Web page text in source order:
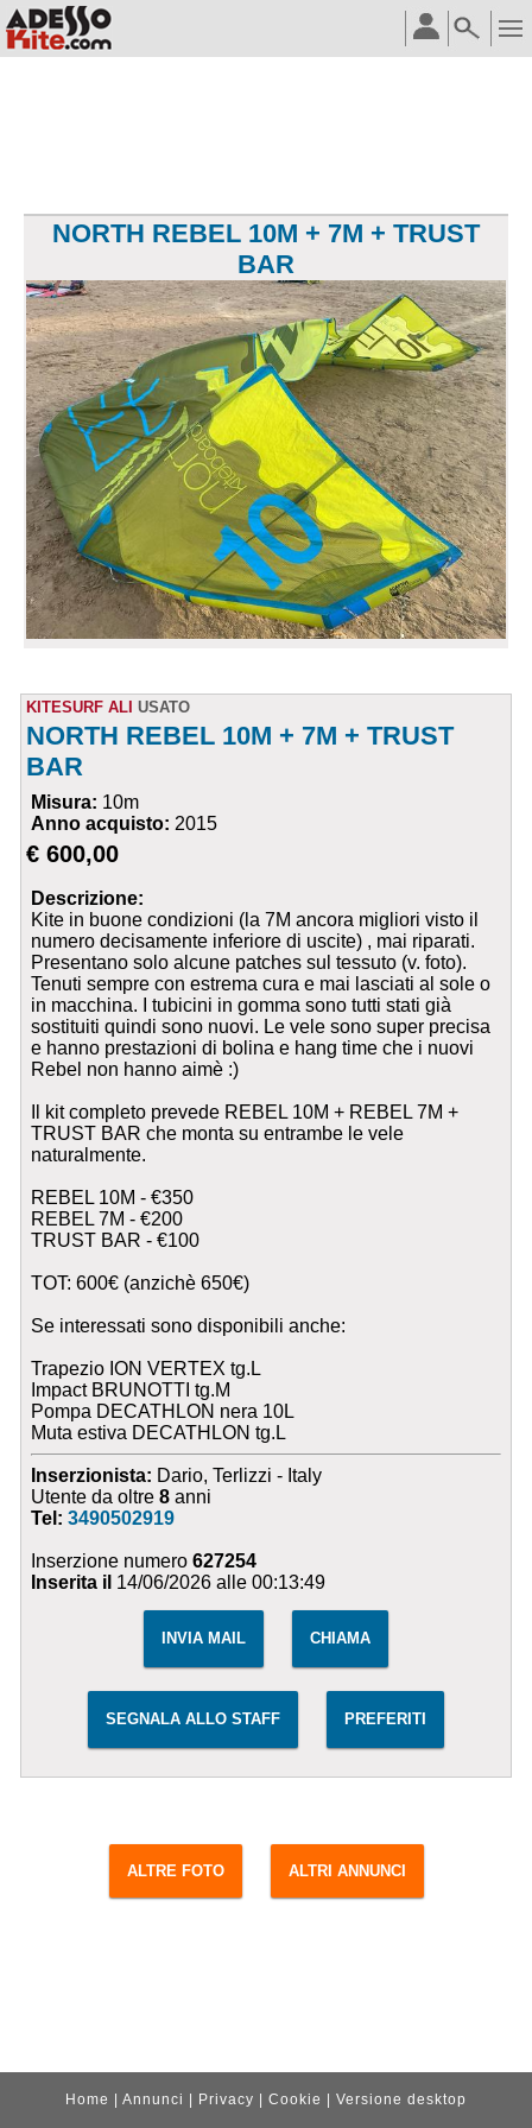
NORTH REBEL 10M + 7M + TRUST
BAR
KITESURF ALI USATO
NORTH REBEL 10M + 7M + TRUST
BAR
Misura: 10m
Anno acquisto: 2015
€ 600,00
Descrizione:
Kite in buone condizioni (la 7M ancora migliori visto il
numero decisamente inferiore di uscite) , mai riparati.
Presentano solo alcune patches sul tessuto (v. foto).
Tenuti sempre con estrema cura e mai lasciati al sole o
in macchina. I tubicini in gomma sono tutti stati già
sostituiti quindi sono nuovi. Le vele sono super precisa
e hanno prestazioni di bolina e hang time che i nuovi
Rebel non hanno aimè :)
Il kit completo prevede REBEL 10M + REBEL 7M +
TRUST BAR che monta su entrambe le vele
naturalmente.
REBEL 10M - €350
REBEL 7M - €200
TRUST BAR - €100
TOT: 600€ (anzichè 650€)
Se interessati sono disponibili anche:
Trapezio ION VERTEX tg.L
Impact BRUNOTTI tg.M
Pompa DECATHLON nera 10L
Muta estiva DECATHLON tg.L
Inserzionista: Dario, Terlizzi - Italy
Utente da oltre8 anni
Tel:3490502919
Inserzione numero627254
Inserita il 14/06/2026 alle 00:13:49
INVIA MAIL CHIAMA
SEGNALA ALLO STAFF PREFERITI
ALTRE FOTO ALTRI ANNUNCI
Home Annunci Privacy Cookie Versione desktop